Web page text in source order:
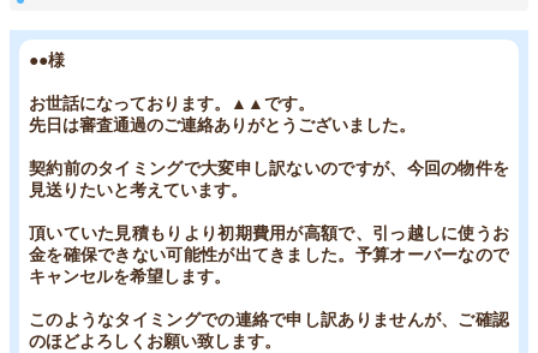
●●様
お世話になっております。▲▲です。
先日は審査通過のご連絡ありがとうございました。
契約前のタイミングで大変申し訳ないのですが、今回の物件を
見送りたいと考えています。
頂いていた見積もりより初期費用が高額で、引っ越しに使うお
金を確保できない可能性が出てきました。予算オーバーなので
キャンセルを希望します。
このようなタイミングでの連絡で申し訳ありませんが、ご確認
のほどよろしくお願い致します。